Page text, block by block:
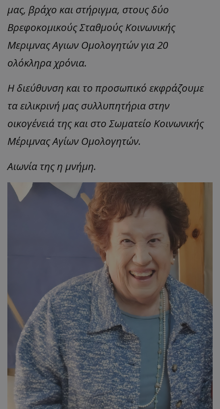
μας, βράχο και στήριγμα, στους δύο
Βρεφοκομικούς Σταθμούς Κοινωνικής
ΜεριμναςΑγιωνΟμολογητών για 20
ολόκληρα χρόνια.
Η διεύθυνση και το προσωπικό εκφράζουμε
τα ειλικρινή μας συλλυπητήρια στην
οικογένειά της και στο Σωματείο Κοινωνικής
Μέριμνας Αγίων Ομολογητών.
Αιωνία της η μνήμη.